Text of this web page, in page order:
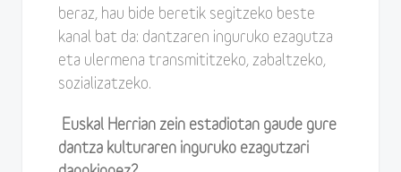
beraz, hau bide beretik segitzeko beste
kanal bat da: dantzaren inguruko ezagutza
eta ulermena transmititzeko, zabaltzeko,
sozializatzeko.
Euskal Herrian zein estadiotan gaude gure
dantza kulturaren inguruko ezagutzari